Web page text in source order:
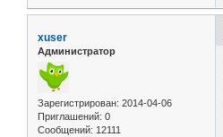
xuser
Администратор
Зарегистрирован: 2014-04-06
Приглашений: 0
Сообщений: 12111